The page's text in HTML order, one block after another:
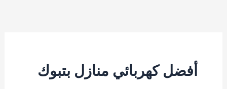
أفضل كهربائي منازل بتبوك